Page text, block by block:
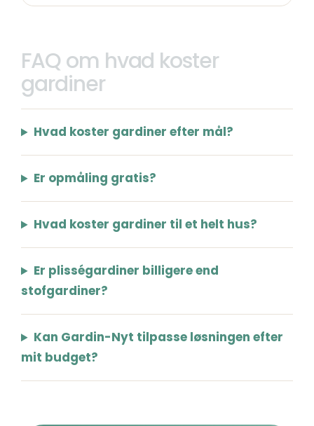
FAQ om hvad koster
gardiner
Hvad koster gardiner efter mål?
Er opmåling gratis?
Hvad koster gardiner til et helt hus?
Er plisségardiner billigere end
stofgardiner?
Kan Gardin-Nyt tilpasse løsningen efter
mit budget?